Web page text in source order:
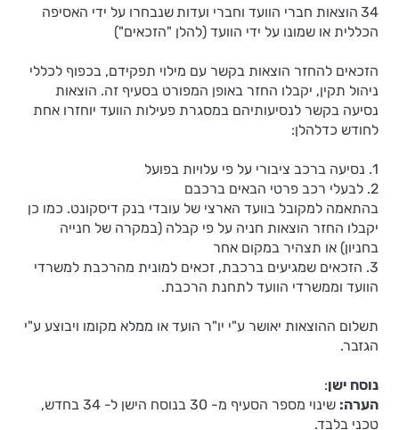
34 הוצאות חברי הוועד וחברי ועדות שנבחרו על ידי האסיפה
הכללית או שמונו על ידי הוועד (להלן "הזכאים")
הזכאים להחזר הוצאות בקשר עם מילוי תפקידם, בכפוף לכללי
ניהול תקין, יקבלו החזר באופן המפורט בסעיף זה. הוצאות
נסיעה בקשר לנסיעותיהם במסגרת פעילות הוועד יוחזרו אחת
לחודש כדלהלן:
1. נסיעה ברכב ציבורי על פי עלויות בפועל
2. לבעלי רכב פרטי הבאים ברכבם
בהתאמה למקובל בוועד הארצי של עובדי בנק דיסקונט. כמו כן
יקבלו החזר הוצאות חניה על פי קבלה (במקרה של חנייה
בחניון) או תצהיר במקום אחר
3. הזכאים שמגיעים ברכבת, זכאים למונית מהרכבת למשרדי
הוועד וממשרדי הוועד לתחנת הרכבת.
תשלום ההוצאות יאושר ע"י יו"ר הועד או ממלא מקומו ויבוצע ע"י
הגזבר.
נוסח ישן:
הערה:
שינוי מספר הסעיף מ- 30 בנוסח הישן ל- 34 בחדש,
טכני בלבד.